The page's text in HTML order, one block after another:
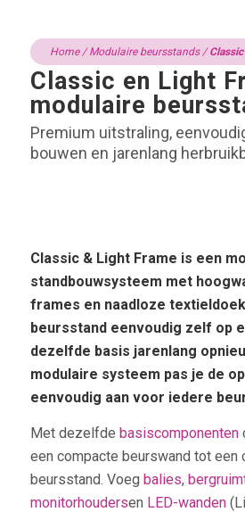
Home/Modulaire beursstands/
Classic en Light
modulaire
Premium uitstraling,
bouwen en jarenlang
Classic & Light Frame is een
standbouwsysteem met
frames en naadloze
beursstand eenvoudig zelf op
dezelfde basis jarenlang
modulaire systeem pas je de
eenvoudig aan voor iedere
Met dezelfde basiscomponenten
een compacte beurswand tot een
beursstand. Voeg balies,
monitorhoudersen LED-wanden